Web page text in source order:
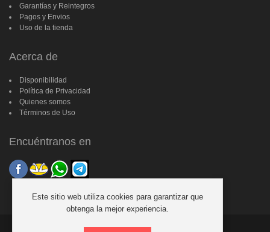
Garantías y Reintegros
Pagos y Envios
Uso de la tienda
Acerca de
Disponibilidad
Política de Privacidad
Quienes somos
Términos de Uso
Encuéntranos en
Este sitio web utiliza cookies para garantizar que
obtenga la mejor experiencia.